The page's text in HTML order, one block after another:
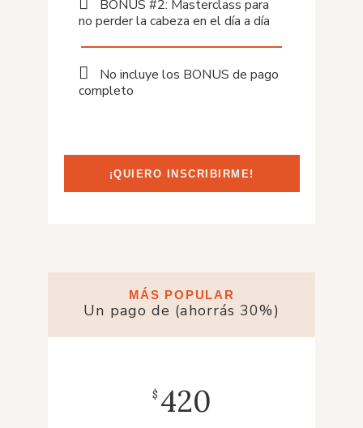
MÁS POPULAR
Un pago de (ahorrás 30%)
$ 420
BONUS #2: Masterclass para
no perder la cabeza en el día a día
No incluye los BONUS de pago
completo
¡QUIERO INSCRIBIRME!